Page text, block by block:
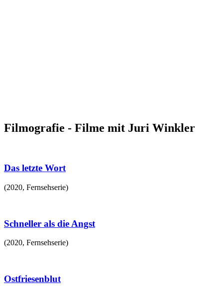
Filmografie - Filme mit Juri Winkler
Das letzte Wort
(2020, Fernsehserie)
Schneller als die Angst
(2020, Fernsehserie)
Ostfriesenblut